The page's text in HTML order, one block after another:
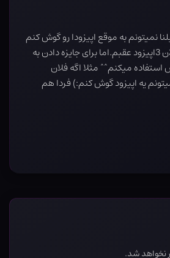
نمیتونم به موقع اپیزودا رو گوش کنم
اخه کلی سرم شلوغه.الان 3اپیزود عقبم.اما برای جایزه دادن به
میکنم^^ مثلا اگه فلان
یه اپیزود گوش کنم:) فردا هم
نخواهد شد.